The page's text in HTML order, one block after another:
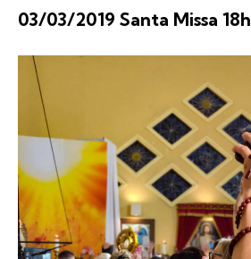
03/03/2019 Santa Missa 18h